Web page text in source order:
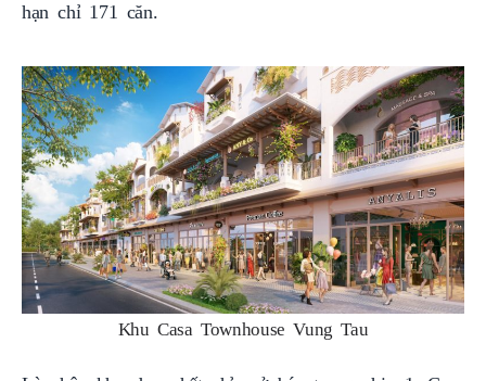
hạn chỉ 171 căn.
Khu Casa Townhouse Vung Tau